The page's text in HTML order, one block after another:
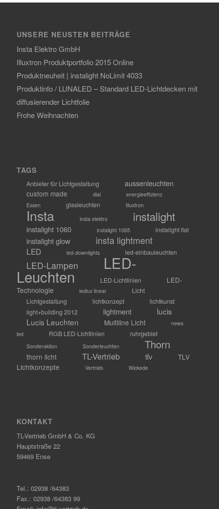
UNSERE NEUSTEN BEITRÄGE
Insta Elektro GmbH
Illuxtron Produktportfolio 2015 Online
Produktneuheit | instalight NoLimit 4033
Produktinfo / LUNALED – Standard LED-Lichtdecken mit
diffusierender Lichtfolie
Frohe Weihnachten
TAGS
Anbieter für Lichtgestaltung aussenleuchten
custom made dial
energieeffizienz
Essen
glasleuchten Illuxtron
Insta insta elektro instalight
instalight 1060 instalight 1065 instalight flat
instalight glow insta lightment
LED led-downlights led-einbauleuchten
LED-Lampen LED-
Leuchten LED-Lichtlinien
LED-
Technologie
ledlux linear
Licht
Lichtgestaltung
lichtkonzept
lichtkunst
light+building 2012
lightment
lucis
Lucis Leuchten
Multiline Licht
news
led
RGB LED-Lichtlinien ruhrgebiet
Sonderaktion Sonderleuchten Thorn
thorn licht TL-Vertrieb tlv
TLV
Lichtkonzepte
Vertrieb Wickede
KONTAKT
TL-Vertrieb GmbH & Co. KG
Hauptstraße 22
59469 Ense
Tel.: 02938 /64383
Fax.: 02938 /64383 99